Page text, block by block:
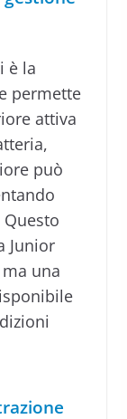
è la
permette
attiva
può
Junior
una